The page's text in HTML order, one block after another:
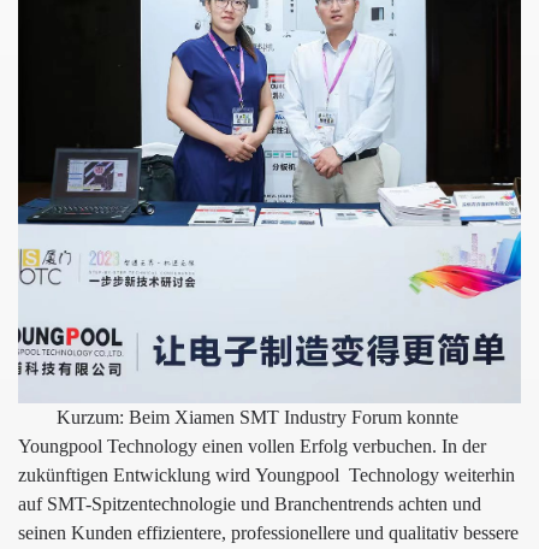
Kurzum: Beim Xiamen SMT Industry Forum konnte
Youngpool Technology einen vollen Erfolg verbuchen. In der
zukünftigen Entwicklung wird Youngpool Technology weiterhin
auf SMT-Spitzentechnologie und Branchentrends achten und
seinen Kunden effizientere, professionellere und qualitativ bessere